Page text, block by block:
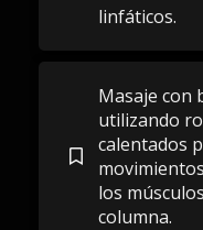
linfáticos.
Masaje con
utilizando
calentados
los
columna.